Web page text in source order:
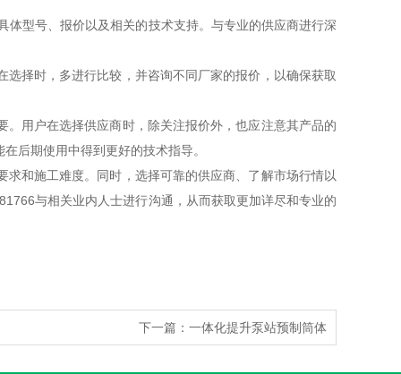
型号、报价以及相关的技术支持。与专业的供应商进行深
择时，多进行比较，并咨询不同厂家的报价，以确保获取
用户在选择供应商时，除关注报价外，也应注意其产品的
后期使用中得到更好的技术指导。
和施工难度。同时，选择可靠的供应商、了解市场行情以
与相关业内人士进行沟通，从而获取更加详尽和专业的
下一篇： 一体化提升泵站预制筒体